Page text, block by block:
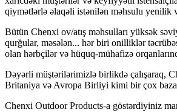
qiymətlərlə əlaqəli istənilən məhsulu yenilik
Bütün Chenxi ov/atış məhsulları yüksək
qurğular, məsələn... hər biri onilliklər
olan hərbçilər və hüquq-mühafizə
Dəyərli müştərilərimizlə birlikdə çalışaraq,
Britaniya və Avropa Birliyi kimi bir çox
Chenxi Outdoor Products-a göstərdiyiniz